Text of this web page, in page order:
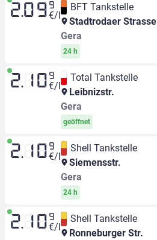
2.09 9
€/l
BFT Tankstelle
Stadtrodaer Strasse
Gera
24 h
2.10 9
€/l
Total Tankstelle
Leibnizstr.
Gera
geöffnet
2.10 9
€/l
Shell Tankstelle
Siemensstr.
Gera
24 h
2.10 9
€/l
Shell Tankstelle
Ronneburger Str.